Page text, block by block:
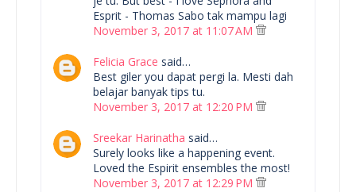
Esprit - Thomas Sabo tak mampu lagi
November 3, 2017 at 11:07 AM
Felicia Grace said…
Best giler you dapat pergi la. Mesti dah
belajar banyak tips tu.
November 3, 2017 at 12:20 PM
Sreekar Harinatha said…
Surely looks like a happening event.
Loved the Espirit ensembles the most!
November 3, 2017 at 12:29 PM